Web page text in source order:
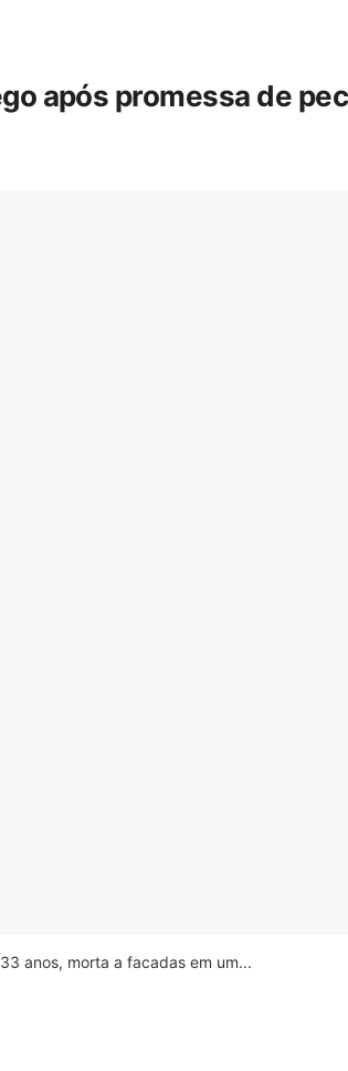
após promessa de
anos, morta a facadas em um...